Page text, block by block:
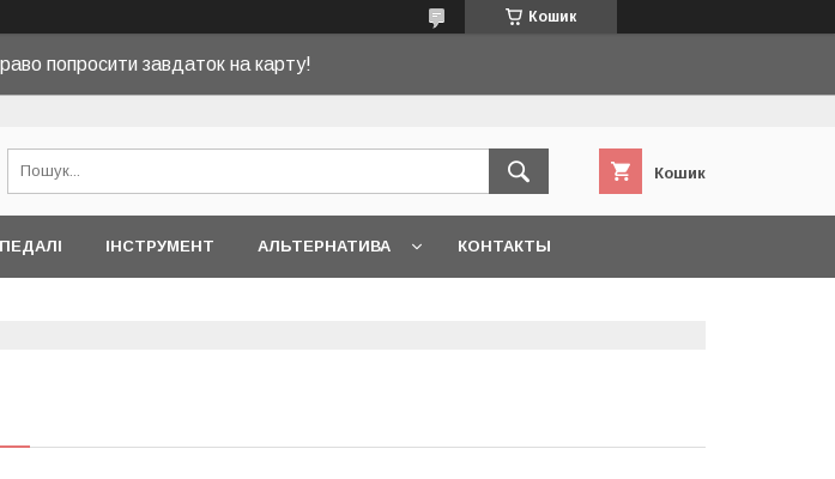
Кошик
попросити завдаток на карту!
Кошик
ПЕДАЛІ ІНСТРУМЕНТ АЛЬТЕРНАТИВА КОНТАКТЫ